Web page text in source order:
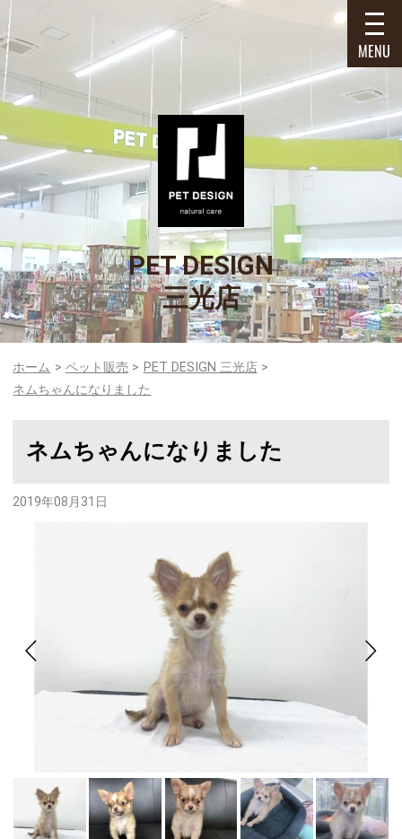
PET DESIGN
三光店
MENU
ホーム ペット販売
PET DESIGN 三光店
ネムちゃんになりました
ネムちゃんになりました
2019年08月31日